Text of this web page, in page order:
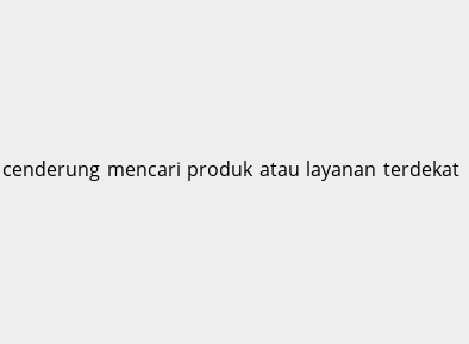
mencari produk atau layanan terdekat